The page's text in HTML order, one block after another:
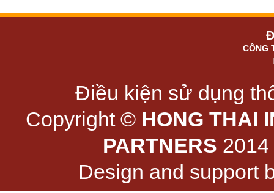
CÔNG
Điều kiện sử dụng
Copyright © HONG THAI
PARTNERS
Design and support